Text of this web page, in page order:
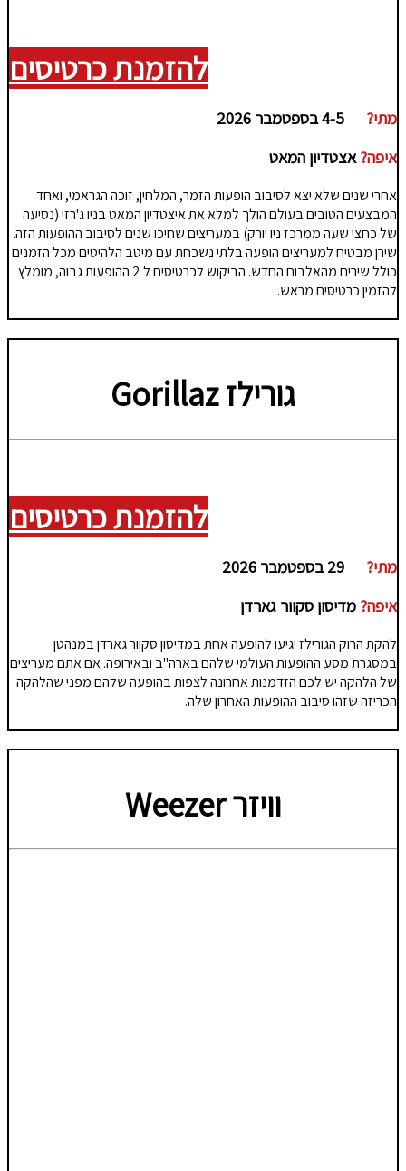
להזמנת כרטיסים
מתי?
איפה?אצטדיון המאט
אחרי שנים שלא יצא לסיבוב הופעות הזמר, המלחין, זוכה הגראמי, ואחד
המבצעים הטובים בעולם הולך למלא את איצטדיון המאט בניו ג'רזי (נסיעה
של כחצי שעה ממרכז ניו יורק) במעריצים שחיכו שנים לסיבוב ההופעות הזה.
שירן מבטיח למעריצים הופעה בלתי נשכחת עם מיטב הלהיטים מכל הזמנים
כולל שירים מהאלבום החדש. הביקוש לכרטיסים ל 2 ההופעות גבוה, מומלץ
להזמין כרטיסים מראש.
גורילזGorillaz
להזמנת כרטיסים
מתי?
איפה? מדיסון סקוור גארדן
להקת הרוק הגורילז יגיעו להופעה אחת במדיסון סקוור גארדן במנהטן
במסגרת מסע ההופעות העולמי שלהם בארה"ב ובאירופה. אם אתם מעריצים
של הלהקה יש לכם הזדמנות אחרונה לצפות בהופעה שלהם מפני שהלהקה
הכריזה שזהו סיבוב ההופעות האחרון שלה.
וויזרWeezer